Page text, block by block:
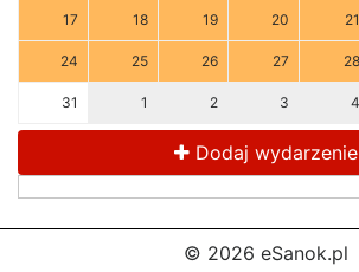
17 18 19 20 21
24 25 26 27 28
31 1 2 3 4
Dodaj wydarzenie
© 2026 eSanok.pl